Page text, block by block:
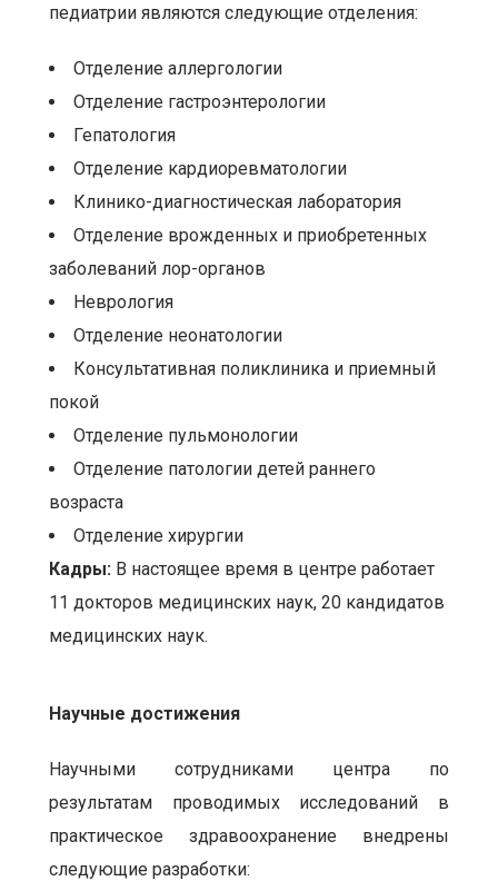
педиатрии являются следующие отделения:
Отделение аллергологии
Отделение гастроэнтерологии
Гепатология
Отделение кардиоревматологии
Клинико-диагностическая лаборатория
Отделение врожденных и приобретенных
заболеваний лор-органов
Неврология
Отделение неонатологии
Консультативная поликлиника и приемный
покой
Отделение пульмонологии
Отделение патологии детей раннего
возраста
Отделение хирургии
Кадры: В настоящее время в центре работает
11 докторов медицинских наук, 20 кандидатов
медицинских наук.
Научные достижения
Научными сотрудниками центра по
результатам проводимых исследований в
практическое здравоохранение внедрены
следующие разработки: